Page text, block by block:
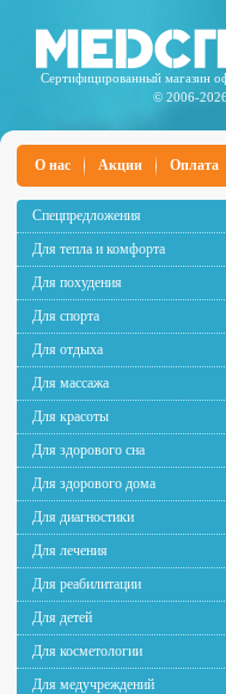
Сертифицированный магазин
© 2006-
О нас Акции Оплата
Спецпредложения
Для тепла и комфорта
Для похудения
Для спорта
Для отдыха
Для массажа
Для красоты
Для здорового сна
Для здорового дома
Для диагностики
Для лечения
Для реабилитации
Для детей
Для косметологии
Для медучреждений